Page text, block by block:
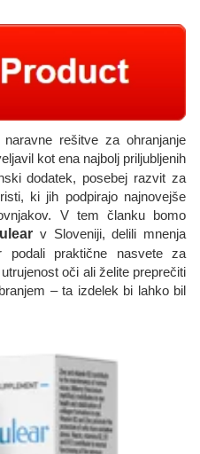
n
rešitve za ohranjanje
kot ena najbolj priljubljenih
dodatek, posebej razvit za
ki jih podpirajo najnovejše
V tem članku bomo
v Sloveniji, delili mnenja
podali praktične nasvete za
oči ali želite preprečiti
– ta izdelek bi lahko bil